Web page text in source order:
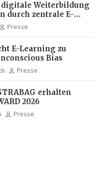
digitale Weiterbildung
durch zentrale E-
von X-CELL
Presse
E-Learning zu
Bias
Presse
erhalten
2026
Presse